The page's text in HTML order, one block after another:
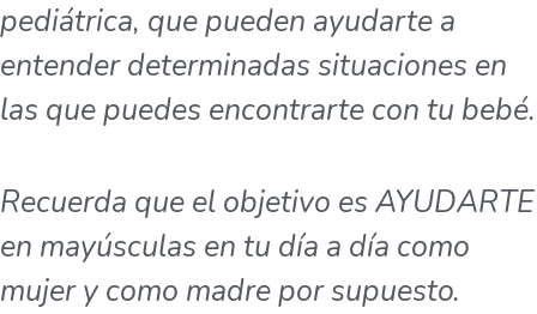
pediátrica, que pueden ayudarte a
entender determinadas situaciones en
las que puedes encontrarte con tu bebé.
Recuerda que el objetivo es AYUDARTE
en mayúsculas en tu día a día como
mujer y como madre por supuesto.